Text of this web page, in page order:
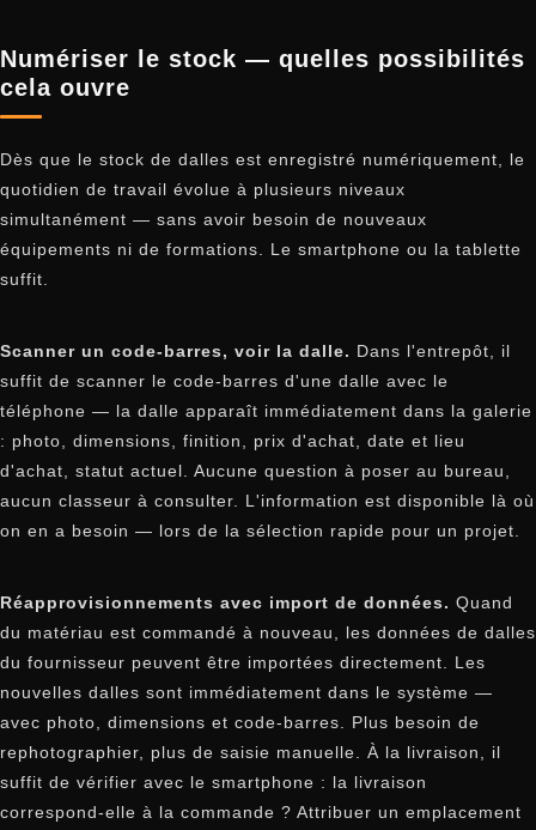
Numériser le stock — quelles possibilités
cela ouvre
Dès que le stock de dalles est enregistré numériquement, le
quotidien de travail évolue à plusieurs niveaux
simultanément — sans avoir besoin de nouveaux
équipements ni de formations. Le smartphone ou la tablette
suffit.
Scanner un code-barres, voir la dalle. Dans l'entrepôt, il
suffit de scanner le code-barres d'une dalle avec le
téléphone — la dalle apparaît immédiatement dans la galerie
: photo, dimensions, finition, prix d'achat, date et lieu
d'achat, statut actuel. Aucune question à poser au bureau,
aucun classeur à consulter. L'information est disponible là où
on en a besoin — lors de la sélection rapide pour un projet.
Réapprovisionnements avec import de données. Quand
du matériau est commandé à nouveau, les données de dalles
du fournisseur peuvent être importées directement. Les
nouvelles dalles sont immédiatement dans le système —
avec photo, dimensions et code-barres. Plus besoin de
rephotographier, plus de saisie manuelle. À la livraison, il
suffit de vérifier avec le smartphone : la livraison
correspond-elle à la commande ? Attribuer un emplacement